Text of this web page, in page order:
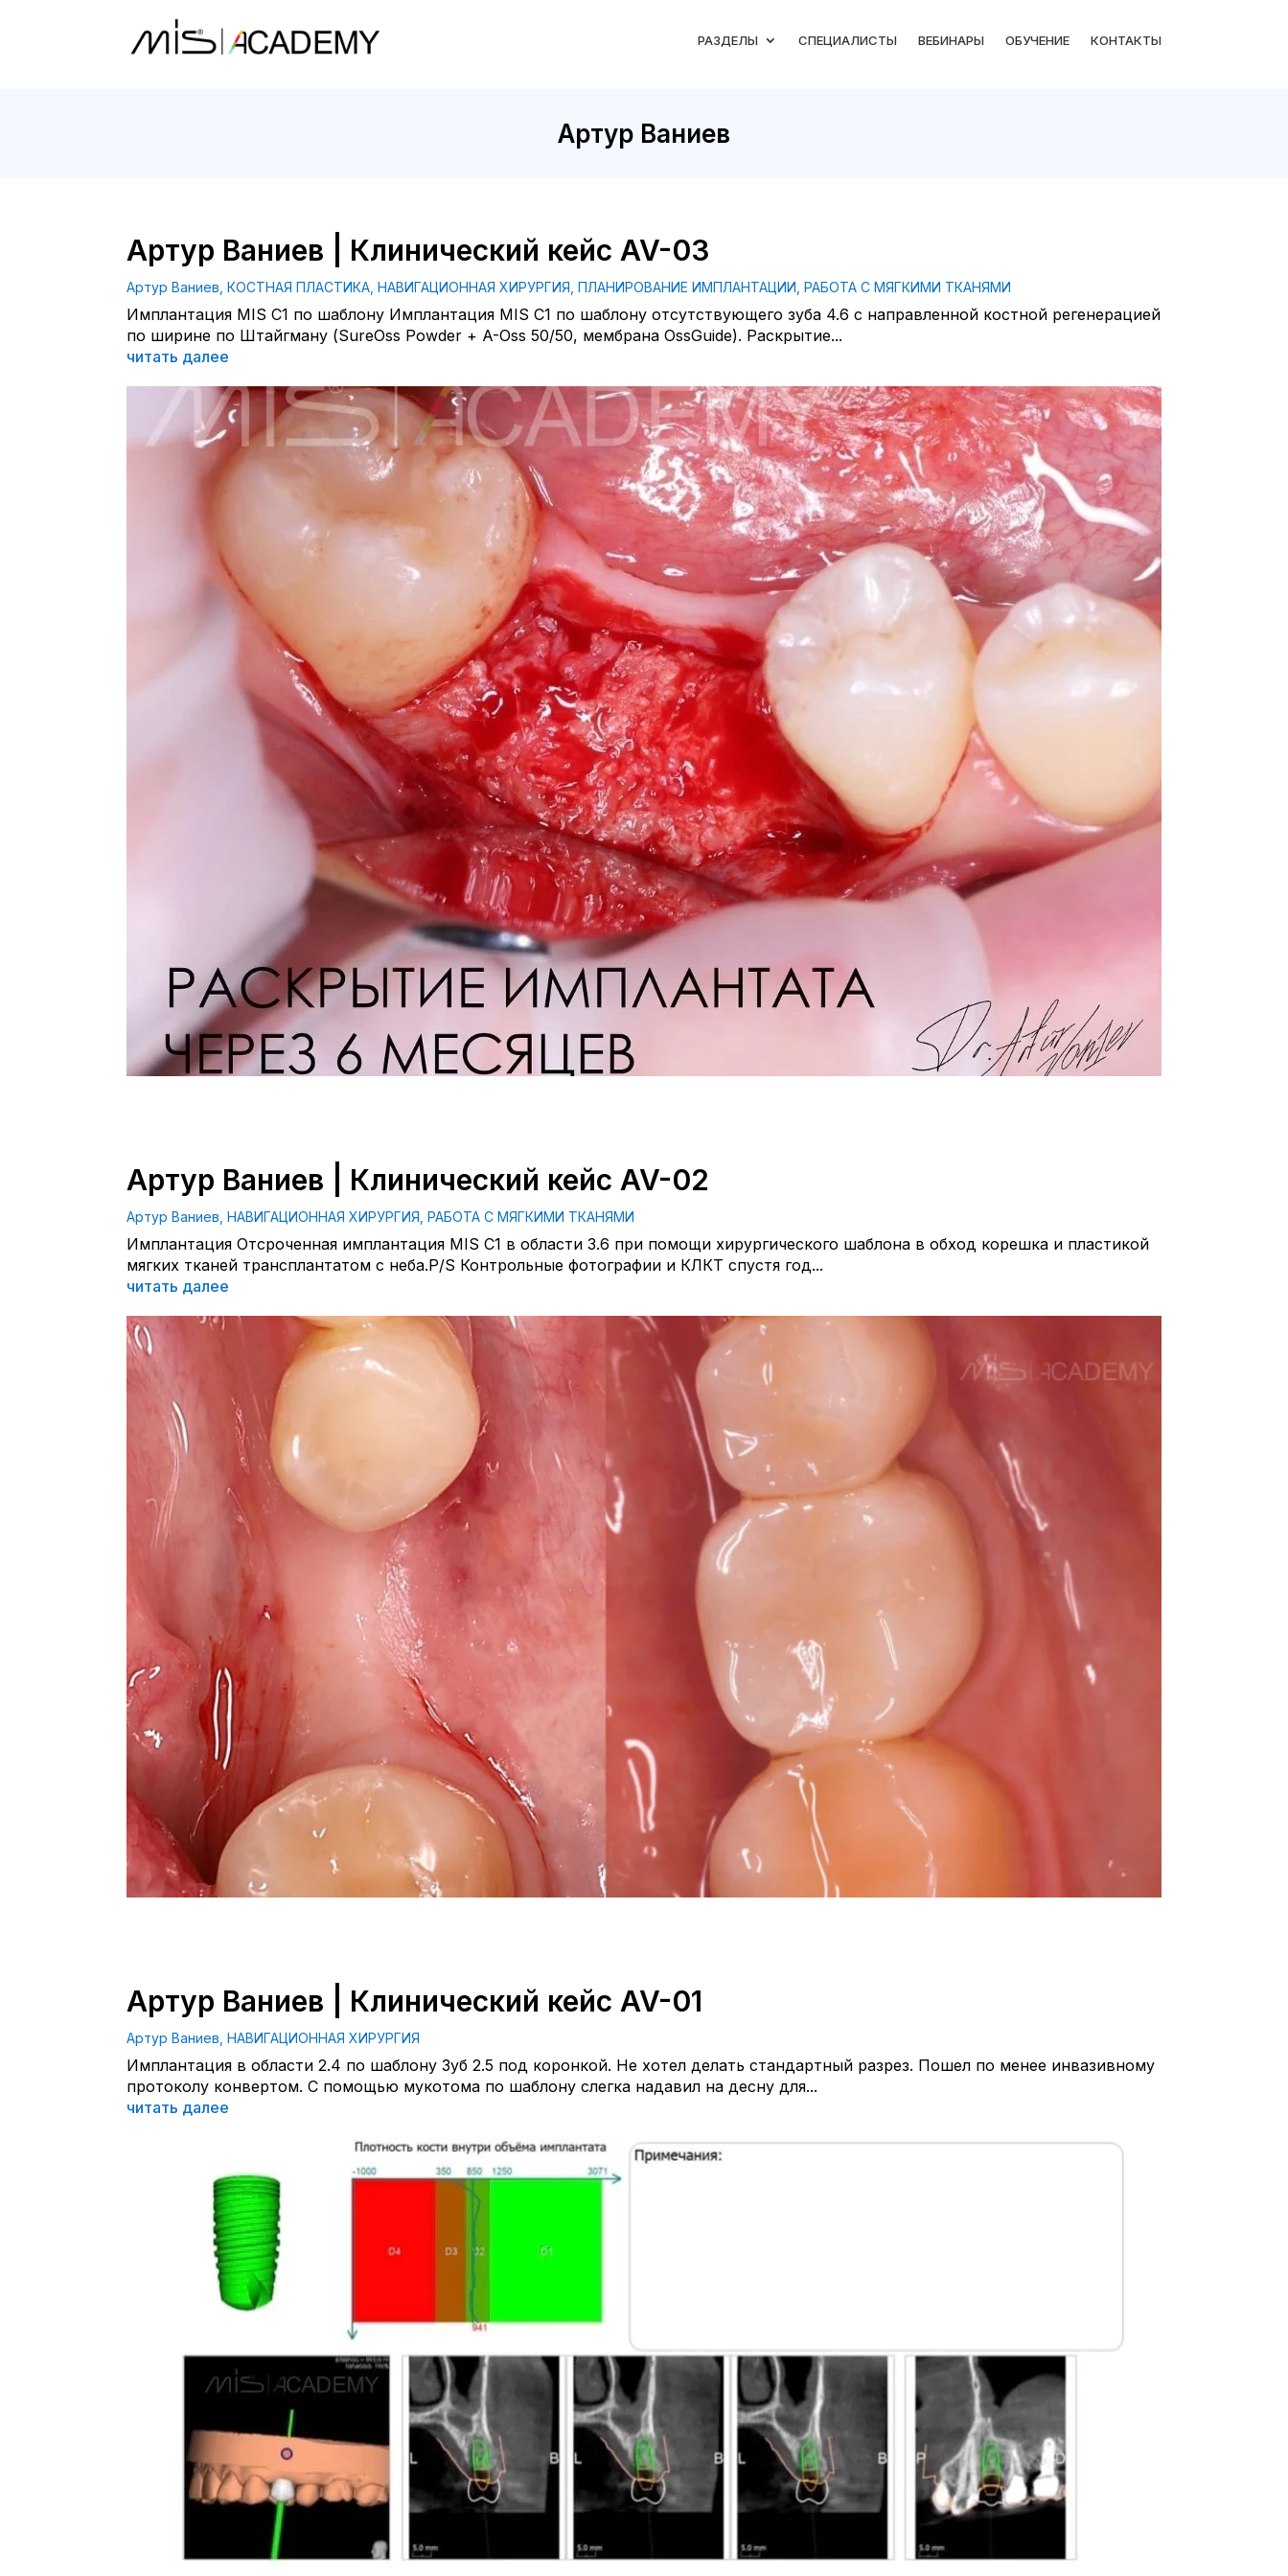
РАЗДЕЛЫ СПЕЦИАЛИСТЫ ВЕБИНАРЫ ОБУЧЕНИЕ КОНТАКТЫ
Артур Ваниев
Артур Ваниев | Клинический кейс AV-03
Артур Ваниев КОСТНАЯ ПЛАСТИКА НАВИГАЦИОННАЯ ХИРУРГИЯ ПЛАНИРОВАНИЕ ИМПЛАНТАЦИИ РАБОТА С МЯГКИМИ ТКАНЯМИ
Имплантация MIS C1 по шаблону Имплантация MIS C1 по шаблону отсутствующего зуба 4.6 с направленной костной регенерацией
по ширине по Штайгману (SureOss Powder + A-Oss 50/50, мембрана OssGuide). Раскрытие...
читать далее
Артур Ваниев | Клинический кейс AV-02
Артур Ваниев НАВИГАЦИОННАЯ ХИРУРГИЯ РАБОТА С МЯГКИМИ ТКАНЯМИ
Имплантация Отсроченная имплантация MIS C1 в области 3.6 при помощи хирургического шаблона в обход корешка и пластикой
мягких тканей трансплантатом с неба.P/S Контрольные фотографии и КЛКТ спустя год...
читать далее
Артур Ваниев | Клинический кейс AV-01
Артур Ваниев НАВИГАЦИОННАЯ ХИРУРГИЯ
Имплантация в области 2.4 по шаблону Зуб 2.5 под коронкой. Не хотел делать стандартный разрез. Пошел по менее инвазивному
протоколу конвертом. С помощью мукотома по шаблону слегка надавил на десну для...
читать далее